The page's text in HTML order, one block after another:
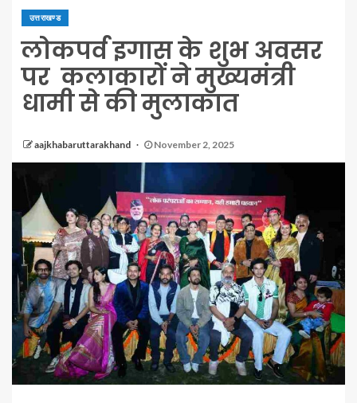
उत्तराखण्ड
लोकपर्व इगास के शुभ अवसर
पर कलाकारों ने मुख्यमंत्री
धामी से की मुलाकात
aajkhabaruttarakhand November 2, 2025